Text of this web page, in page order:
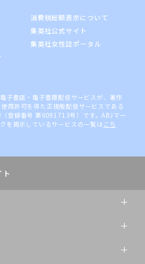
消費税総額表示について
集英社公式サイト
集英社女性誌ポータル
子書店・電子書籍配信サービスが、著作
用許可を得た正規版配信サービスである
登録番号 第6091713号）です。ABJマー
を掲示しているサービスの一覧は こち
ト